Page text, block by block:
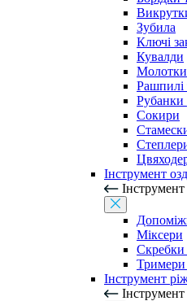
Зубила
Ключі
Кувалди
Молотки
Рашпилі
Рубанки
Сокири
Інструмент
Міксери
Скребки
Тримери
Інструмент